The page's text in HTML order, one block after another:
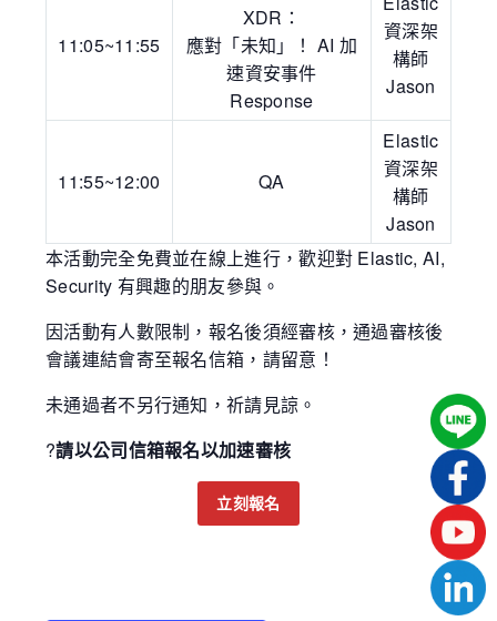
11:05~11:55
XDR：
應對「未知」！ AI 加
速資安事件
Response
資深架
構師
Jason
11:55~12:00 QA
Elastic
資深架
構師
Jason
本活動完全免費並在線上進行，歡迎對 Elastic, AI,
Security 有興趣的朋友參與。
因活動有人數限制，報名後須經審核，通過審核後
會議連結會寄至報名信箱，請留意！
未通過者不另行通知，祈請見諒。
?請以公司信箱報名以加速審核
立刻報名